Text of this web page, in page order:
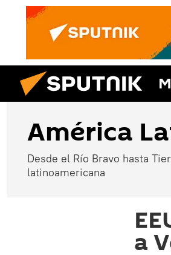
América
Desde el Río Bravo hasta
latinoamericana
a